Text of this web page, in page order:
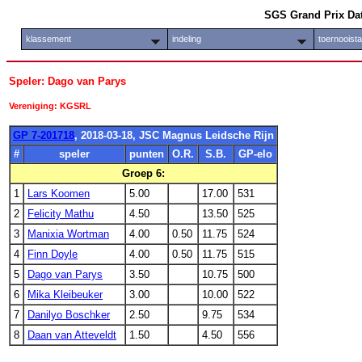
SGS Grand Prix
klassement indeling
Speler: Dago van Parys
Vereniging: KGSRL
GP 7-201718, 2018-03-18, JSC Magnus Leidsche Rijn
#
speler punten O.R. S.B.
GP-elo
Groep 6:
1
Lars Koomen 5.00 17.00
531
2
Felicity Mathu 4.50 13.50
525
3
Manixia Wortman 4.00 0.50 11.75
524
4
Finn Doyle 4.00 0.50 11.75
515
5
Dago van Parys 3.50 10.75
500
6
Mika Kleibeuker 3.00 10.00
522
7
Danilyo Boschker 2.50 9.75
534
8
Daan van Atteveldt 1.50 4.50 556